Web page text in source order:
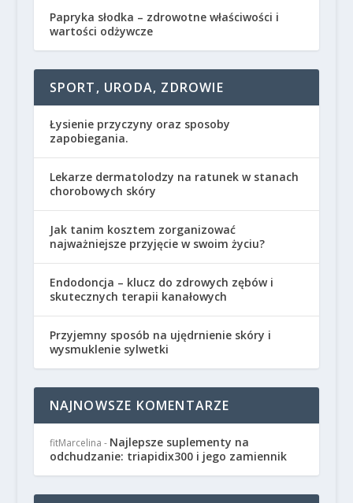
Papryka słodka – zdrowotne właściwości i
wartości odżywcze
SPORT, URODA, ZDROWIE
Łysienie przyczyny oraz sposoby
zapobiegania.
Lekarze dermatolodzy na ratunek w stanach
chorobowych skóry
Jak tanim kosztem zorganizować
najważniejsze przyjęcie w swoim życiu?
Endodoncja – klucz do zdrowych zębów i
skutecznych terapii kanałowych
Przyjemny sposób na ujędrnienie skóry i
wysmuklenie sylwetki
NAJNOWSZE KOMENTARZE
fitMarcelina - Najlepsze suplementy na
odchudzanie: triapidix300 i jego zamiennik